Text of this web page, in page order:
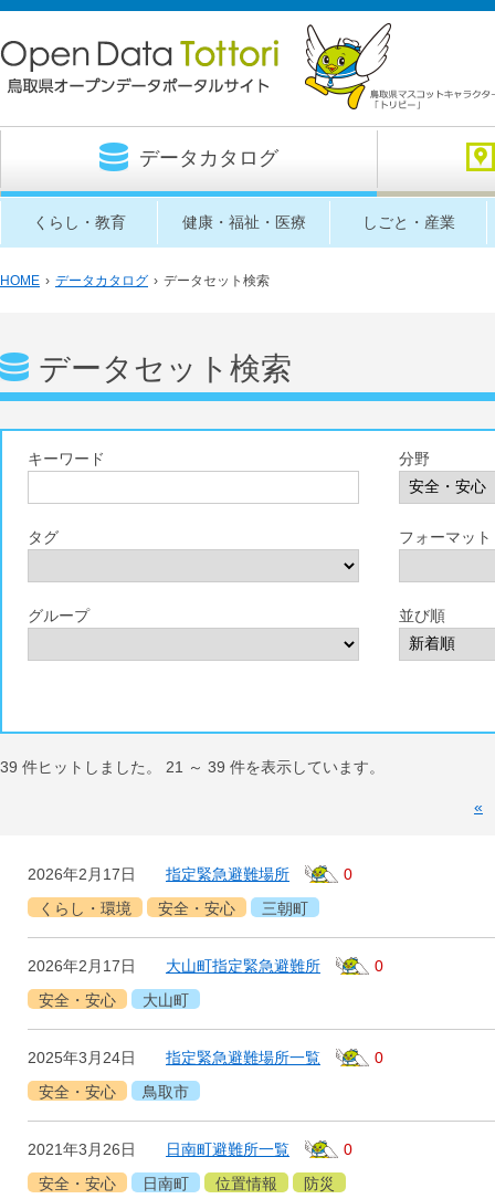
データカタログ
くらし・教育 健康・福祉・医療 しごと・産業
HOME › データカタログ › データセット検索
データセット検索
キーワード 分野
タグ フォーマット
グループ 並び順
39 件ヒットしました。 21 ～ 39 件を表示しています。
«
2026年2月17日 指定緊急避難場所
0
くらし・環境
安全・安心 三朝町
2026年2月17日 大山町指定緊急避難所
0
安全・安心
大山町
2025年3月24日 指定緊急避難場所一覧
0
安全・安心
鳥取市
2021年3月26日 日南町避難所一覧
0
安全・安心
日南町 位置情報 防災